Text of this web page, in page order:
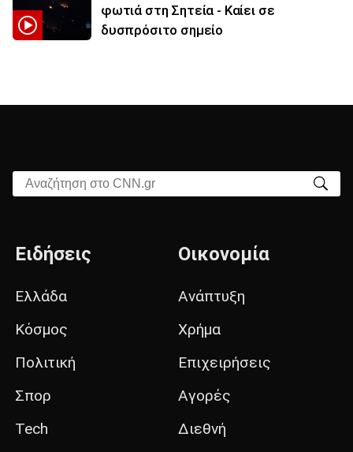
φωτιά στη Σητεία - Καίει σε
δυσπρόσιτο σημείο
Αναζήτηση στο CNN.gr
Ειδήσεις
Ελλάδα
Κόσμος
Πολιτική
Σπορ
Tech
Οικονομία
Ανάπτυξη
Χρήμα
Επιχειρήσεις
Αγορές
Διεθνή